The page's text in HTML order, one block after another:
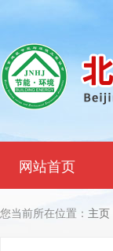
网站首页
您当前所在位置： 主页